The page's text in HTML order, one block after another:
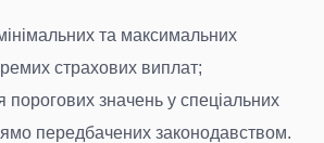
та максимальних
страхових виплат;
порогових значень у спеціальних
передбачених законодавством.